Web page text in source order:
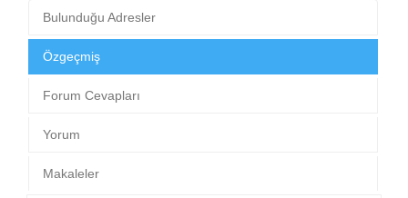
Bulunduğu Adresler
Özgeçmiş
Forum Cevapları
Yorum
Makaleler